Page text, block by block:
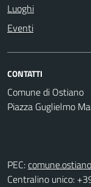
Luoghi
Eventi
CONTATTI
Comune di Ostiano
Piazza Guglielmo
PEC:
Centralino unico: